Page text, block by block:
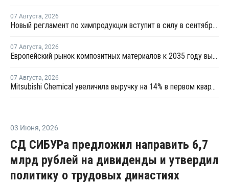
07 Августа, 2026
Новый регламент по химпродукции вступит в силу в сентябре 2027 года
07 Августа, 2026
Европейский рынок композитных материалов к 2035 году вырастет до USD47,5 млрд
07 Августа, 2026
Mitsubishi Chemical увеличила выручку на 14% в первом квартале японского финансового года
03 Июня, 2026
СД СИБУРа предложил направить 6,7
млрд рублей на дивиденды и утвердил
политику о трудовых династиях